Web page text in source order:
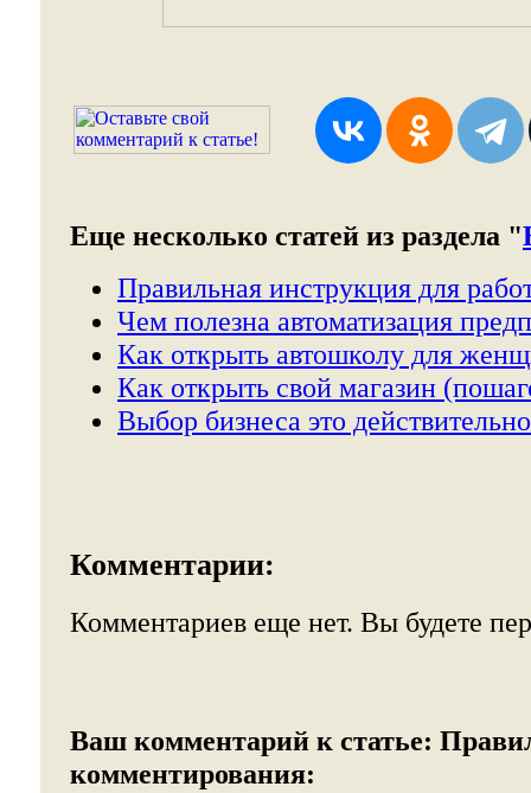
Еще несколько статей из раздела "
Правильная инструкция для
Чем полезна автоматизация
Как открыть автошколу для
Как открыть свой магазин
Выбор бизнеса это
Комментарии:
Комментариев еще нет. Вы будете
Ваш комментарий к статье:
комментирования: